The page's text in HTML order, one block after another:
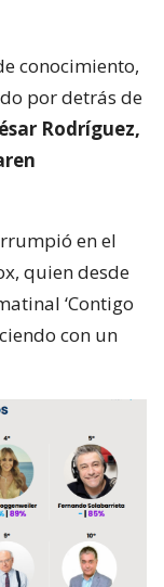
conocimiento,
por detrás de
Rodríguez,
en el
quien desde
‘Contigo
con un